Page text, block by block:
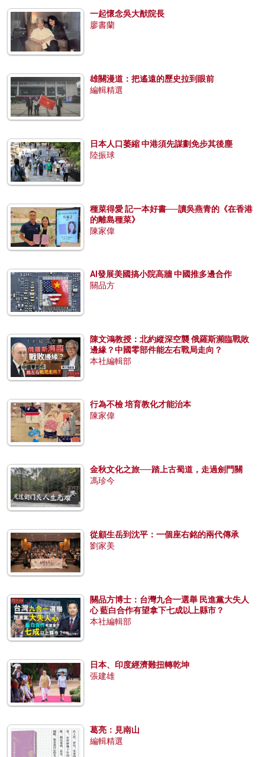
一起懷念吳大猷院長
廖書蘭
雄關漫道：把遙遠的歷史拉到眼前
編輯精選
日本人口萎縮 中港須先謀劃免步其後塵
陸振球
種菜得愛 記一本好書──讀吳燕青的《在香港
的離島種菜》
陳家偉
AI發展美國搞小院高牆 中國推多邊合作
關品方
陳文鴻教授：北約縱深空襲 俄羅斯瀕臨戰敗
邊緣？中國零部件能左右戰局走向？
本社編輯部
行為不檢 培育教化才能治本
陳家偉
金秋文化之旅──踏上古蜀道，走過劍門關
馮珍今
從顧生岳到沈平：一個座右銘的兩代傳承
劉家美
關品方博士：台灣九合一選舉 民進黨大失人
心 藍白合作有望拿下七成以上縣市？
本社編輯部
日本、印度經濟難扭轉乾坤
張建雄
葛亮：見南山
編輯精選